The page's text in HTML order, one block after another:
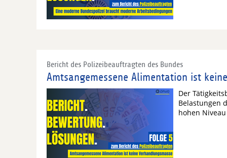
Bericht des Polizeibeauftragten des Bundes
Amtsangemessene Alimentation ist
Der
Belastungen
hohen